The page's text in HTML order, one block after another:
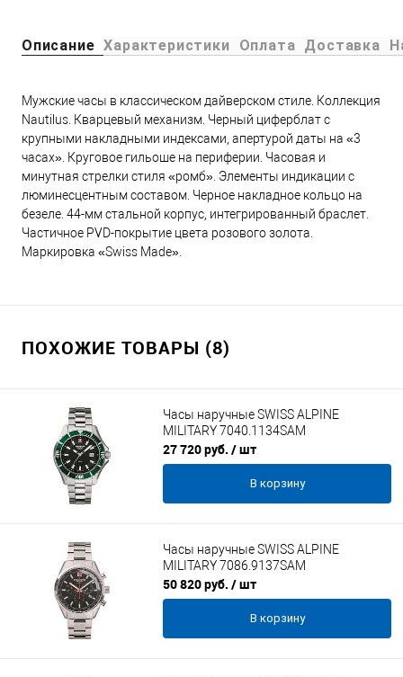
Описание Характеристики Оплата Доставка
Мужские часы в классическом дайверском стиле. Коллекция
Nautilus. Кварцевый механизм. Черный циферблат с
крупными накладными индексами, апертурой даты на «3
часах». Круговое гильоше на периферии. Часовая и
минутная стрелки стиля «ромб». Элементы индикации с
люминесцентным составом. Черное накладное кольцо на
безеле. 44-мм стальной корпус, интегрированный браслет.
Частичное PVD-покрытие цвета розового золота.
Маркировка «Swiss Made».
ПОХОЖИЕ ТОВАРЫ (8)
Часы наручные SWISS ALPINE
MILITARY 7040.1134SAM
27 720 руб. / шт
В корзину
Часы наручные SWISS ALPINE
MILITARY 7086.9137SAM
50 820 руб. / шт
В корзину